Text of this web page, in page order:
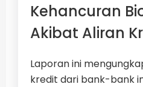
Kehancuran
Akibat Aliran
Laporan ini
kredit dari bank-bank